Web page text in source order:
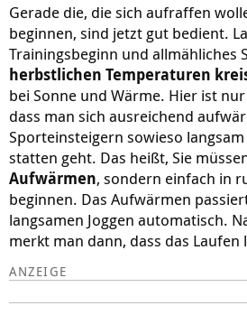
Gerade die, die sich aufraffen
beginnen, sind jetzt gut bedient.
Trainingsbeginn und allmähliches
herbstlichen Temperaturen
bei Sonne und Wärme. Hier ist
dass man sich ausreichend
Sporteinsteigern sowieso
statten geht. Das heißt, Sie
Aufwärmen, sondern einfach in
beginnen. Das Aufwärmen
langsamen Joggen automatisch.
merkt man dann, dass das